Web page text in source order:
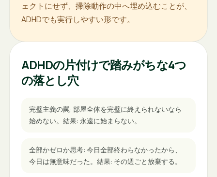
ェクトにせず、掃除動作の中へ埋め込むことが、
ADHDでも実行しやすい形です。
ADHDの片付けで踏みがちな4つ
の落とし穴
完璧主義の罠: 部屋全体を完璧に終えられないなら
始めない。結果: 永遠に始まらない。
全部かゼロか思考: 今日全部終わらなかったから、
今日は無意味だった。結果: その週ごと放棄する。